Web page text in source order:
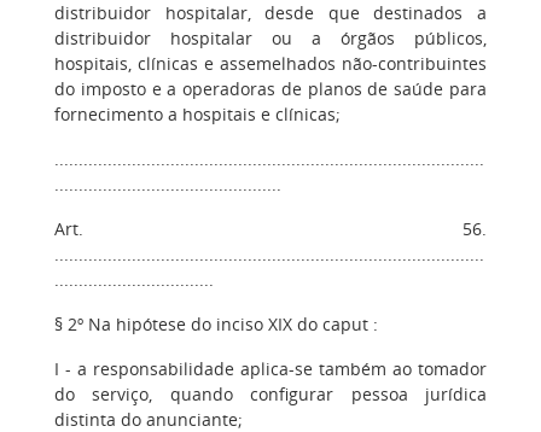
distribuidor hospitalar, desde que destinados a
distribuidor hospitalar ou a órgãos públicos,
hospitais, clínicas e assemelhados não-contribuintes
do imposto e a operadoras de planos de saúde para
fornecimento a hospitais e clínicas;
.........................................................................................
...............................................
Art. 56.
.........................................................................................
.................................
§ 2º Na hipótese do inciso XIX do caput :
I - a responsabilidade aplica-se também ao tomador
do serviço, quando configurar pessoa jurídica
distinta do anunciante;